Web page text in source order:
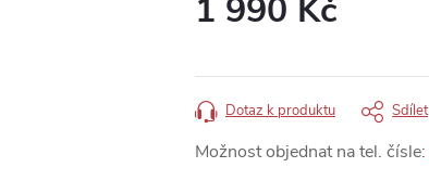
1 990 Kč
Dotaz k produktu Sdílet
Možnost objednat na tel. čísle: